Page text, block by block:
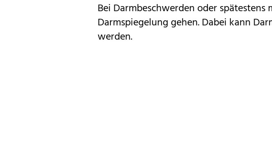
Bei Darmbeschwerden oder spätestens
Darmspiegelung gehen. Dabei kann
werden.